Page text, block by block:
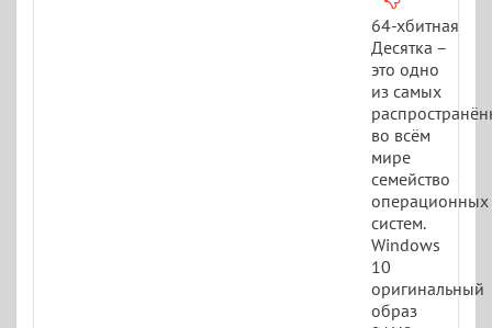
64-хбитная
Десятка –
это одно
из самых
во всём
мире
семейство
операционных
систем.
Windows
10
оригинальный
образ